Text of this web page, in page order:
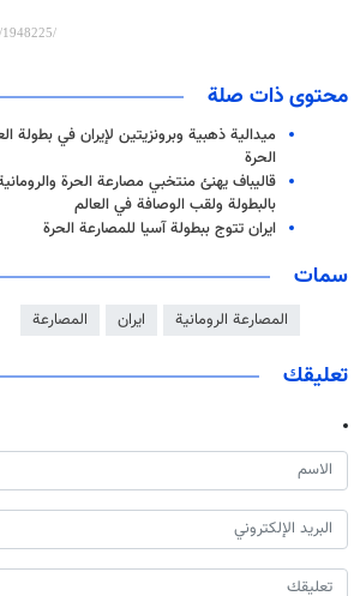
محتوى ذات صلة
ميدالية ذهبية وبرونزيتين لإيران في بطولة
الحرة
قاليباف يهنئ منتخبي مصارعة الحرة
بالبطولة ولقب الوصافة في العالم
ايران تتوج ببطولة آسيا للمصارعة الحرة
سمات
المصارعة الرومانية ايران المصارعة
تعليقك